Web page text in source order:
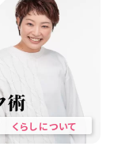
くらしについて